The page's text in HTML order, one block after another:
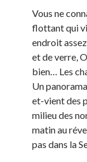
Vous ne
flottant qui
endroit
et de verre,
bien… Les
Un
et-vient des
milieu des
matin au
pas dans la